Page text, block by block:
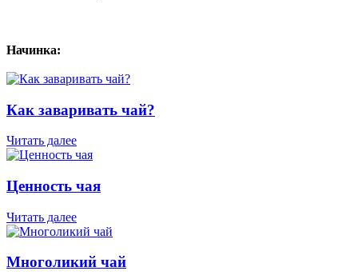
Начинка:
Как заваривать чай?
Читать далее
Ценность чая
Читать далее
Многоликий чай